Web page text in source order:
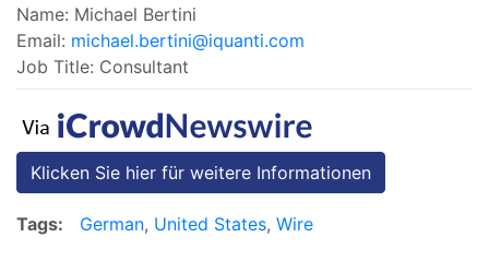
Name: Michael Bertini
Email: michael.bertini@iquanti.com
Job Title: Consultant
Klicken Sie hier für weitere Informationen
Tags: German, United States, Wire